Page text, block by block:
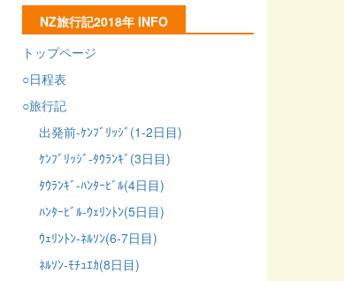
NZ旅行記2018年 INFO
トップページ
○日程表
○旅行記
出発前-ｹﾝﾌﾞﾘｯｼﾞ(1-2日目)
ｹﾝﾌﾞﾘｯｼﾞ-ﾀｳﾗﾝｷﾞ(3日目)
ﾀｳﾗﾝｷﾞ-ﾊﾝﾀｰﾋﾞﾙ(4日目)
ﾊﾝﾀｰﾋﾞﾙ-ｳｪﾘﾝﾄﾝ(5日目)
ｳｪﾘﾝﾄﾝ-ﾈﾙｿﾝ(6-7日目)
ﾈﾙｿﾝ-ﾓﾁｭｴｶ(8日目)